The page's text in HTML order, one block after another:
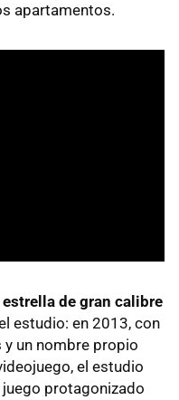
apartamentos.
de gran calibre
estudio: en 2013, con
un nombre propio
el estudio
juego protagonizado